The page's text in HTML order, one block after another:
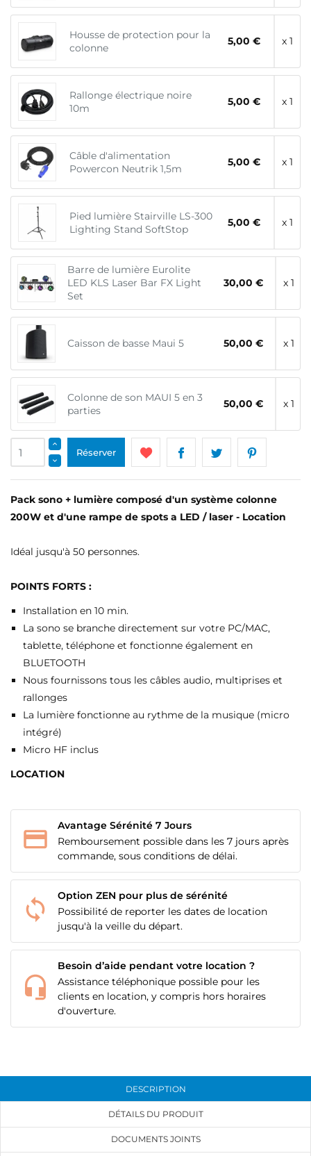
Housse de protection pour la
colonne
5,00 € x 1
Rallonge électrique noire
10m
5,00 € x 1
Câble d'alimentation
Powercon Neutrik 1,5m
5,00 € x 1
Pied lumière Stairville LS-300
Lighting Stand SoftStop
5,00 € x 1
Barre de lumière Eurolite
LED KLS Laser Bar FX Light
Set
30,00 € x 1
Caisson de basse Maui 5 50,00 € x 1
Colonne de son MAUI 5 en 3
parties
50,00 € x 1
Réserver
Pack sono + lumière composé d'un système colonne
200W et d'une rampe de spots a LED / laser - Location
Idéal jusqu'à 50 personnes.
POINTS FORTS :
Installation en 10 min.
La sono se branche directement sur votre PC/MAC,
tablette, téléphone et fonctionne également en
BLUETOOTH
Nous fournissons tous les câbles audio, multiprises et
rallonges
La lumière fonctionne au rythme de la musique (micro
intégré)
Micro HF inclus
LOCATION
Avantage Sérénité 7 Jours
Remboursement possible dans les 7 jours après
commande, sous conditions de délai.
Option ZEN pour plus de sérénité
Possibilité de reporter les dates de location
jusqu'à la veille du départ.
Besoin d’aide pendant votre location ?
Assistance téléphonique possible pour les
clients en location, y compris hors horaires
d'ouverture.
DESCRIPTION
DÉTAILS DU PRODUIT
DOCUMENTS JOINTS